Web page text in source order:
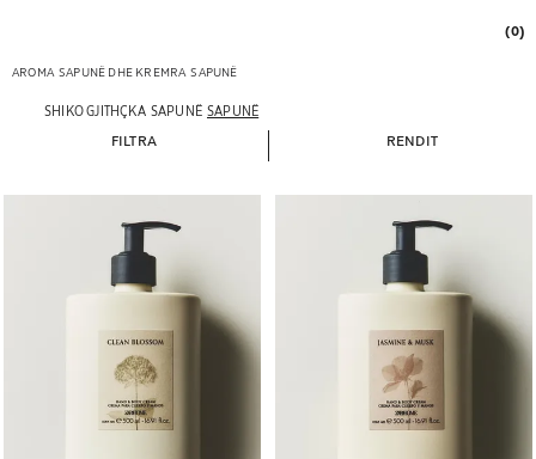
(0)
AROMA SAPUNË DHE KREMRA SAPUNË
SHIKO GJITHÇKA SAPUNË SAPUNË
FILTRA RENDIT
Imazhi u ndryshua në 1 të 5 Imazhi u ndryshua në 1 të 5